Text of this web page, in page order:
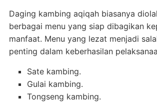
Daging kambing aqiqah biasanya
berbagai menu yang siap dibagikan
manfaat. Menu yang lezat menjadi
penting dalam keberhasilan
Sate kambing.
Gulai kambing.
Tongseng kambing.